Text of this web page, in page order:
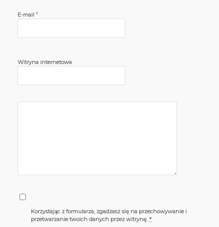
E-mail *
Witryna internetowa
Korzystając z formularza, zgadzasz się na przechowywanie i
przetwarzanie twoich danych przez witrynę.*